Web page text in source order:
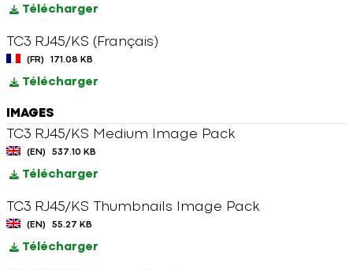
Télécharger
TC3 RJ45/KS (Français)
(FR) 171.08 KB
Télécharger
IMAGES
TC3 RJ45/KS Medium Image Pack
(EN) 537.10 KB
Télécharger
TC3 RJ45/KS Thumbnails Image Pack
(EN) 55.27 KB
Télécharger